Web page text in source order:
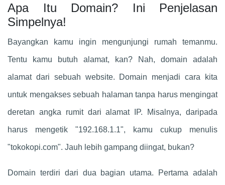
Apa Itu Domain? Ini Penjelasan
Simpelnya!
Bayangkan kamu ingin mengunjungi rumah temanmu.
Tentu kamu butuh alamat, kan? Nah, domain adalah
alamat dari sebuah website. Domain menjadi cara kita
untuk mengakses sebuah halaman tanpa harus mengingat
deretan angka rumit dari alamat IP. Misalnya, daripada
harus mengetik "192.168.1.1", kamu cukup menulis
"tokokopi.com". Jauh lebih gampang diingat, bukan?
Domain terdiri dari dua bagian utama. Pertama adalah